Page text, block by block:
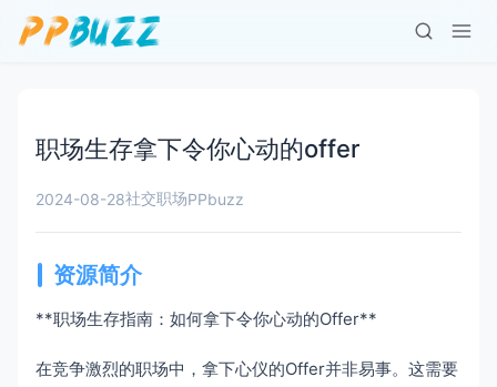
职场生存拿下令你心动的offer
2024-08-28社交职场PPbuzz
资源简介
**职场生存指南：如何拿下令你心动的Offer**
在竞争激烈的职场中，拿下心仪的Offer并非易事。这需要